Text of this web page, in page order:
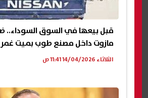
مازوت داخل مصنع طوب بميت غمر
الثلاثاء 14/04/2026 11:41 ص